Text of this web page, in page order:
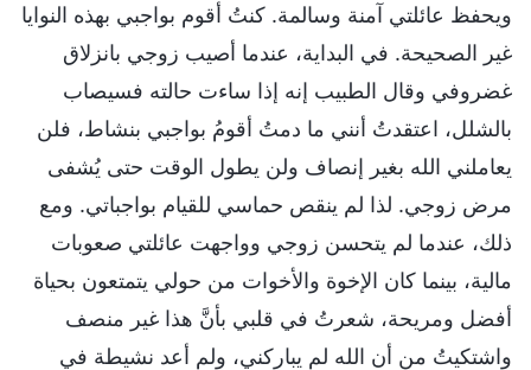
ويحفظ عائلتي آمنة وسالمة. كنتُ أقوم بواجبي بهذه النوايا
غير الصحيحة. في البداية، عندما أصيب زوجي بانزلاق
غضروفي وقال الطبيب إنه إذا ساءت حالته فسيصاب
بالشلل، اعتقدتُ أنني ما دمتُ أقومُ بواجبي بنشاط، فلن
يعاملني الله بغير إنصاف ولن يطول الوقت حتى يُشفى
مرض زوجي. لذا لم ينقص حماسي للقيام بواجباتي. ومع
ذلك، عندما لم يتحسن زوجي وواجهت عائلتي صعوبات
مالية، بينما كان الإخوة والأخوات من حولي يتمتعون بحياة
أفضل ومريحة، شعرتُ في قلبي بأنَّ هذا غير منصف
واشتكيتُ من أن الله لم يباركني، ولم أعد نشيطة في